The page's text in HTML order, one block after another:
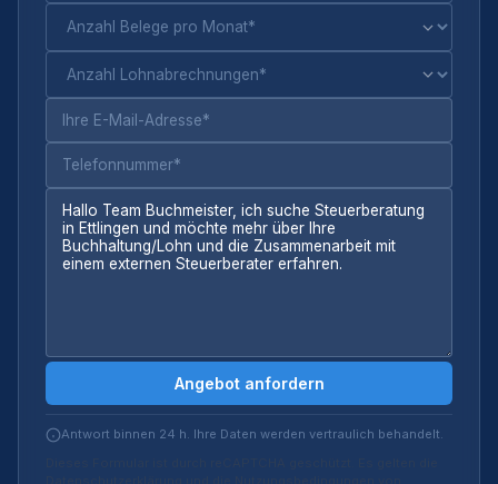
Angebot anfordern
Antwort binnen 24 h. Ihre Daten werden vertraulich behandelt.